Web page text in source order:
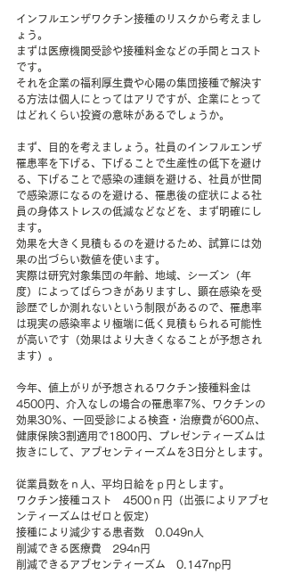
インフルエンザワクチン接種のリスクから考えまし
ょう。
まずは医療機関受診や接種料金などの手間とコスト
です。
それを企業の福利厚生費や心陽の集団接種で解決す
る方法は個人にとってはアリですが、企業にとって
はどれくらい投資の意味があるでしょうか。
まず、目的を考えましょう。社員のインフルエンザ
罹患率を下げる、下げることで生産性の低下を避け
る、下げることで感染の連鎖を避ける、社員が世間
で感染源になるのを避ける、罹患後の症状による社
員の身体ストレスの低減などなどを、まず明確にし
ます。
効果を大きく見積もるのを避けるため、試算には効
果の出づらい数値を使います。
実際は研究対象集団の年齢、地域、シーズン（年
度）によってばらつきがありますし、顕在感染を受
診歴でしか測れないという制限があるので、罹患率
は現実の感染率より極端に低く見積もられる可能性
が高いです（効果はより大きくなることが予想され
ます）。
今年、値上がりが予想されるワクチン接種料金は
4500円、介入なしの場合の罹患率7％、ワクチンの
効果30％、一回受診による検査・治療費が600点、
健康保険3割適用で1800円、プレゼンティーズムは
抜きにして、アブセンティーズムを3日分とします。
従業員数をｎ人、平均日給をｐ円とします。
ワクチン接種コスト　4500ｎ円（出張によりアブセ
ンティーズムはゼロと仮定）
接種により減少する患者数　0.049n人
削減できる医療費　294n円
削減できるアブセンティーズム　0.147np円